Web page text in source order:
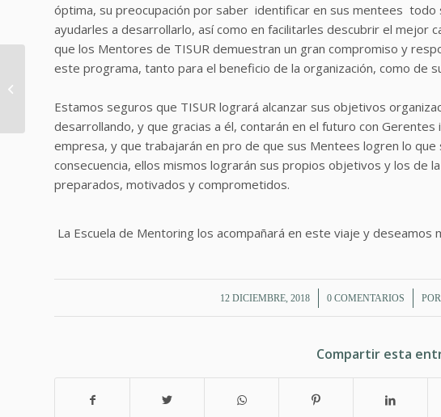
óptima, su preocupación por saber identificar en sus mentees
ayudarles a desarrollarlo, así como en facilitarles descubrir el mejor
que los Mentores de TISUR demuestran un gran compromiso y
este programa, tanto para el beneficio de la organización, como de
Estamos seguros que TISUR logrará alcanzar sus objetivos
desarrollando, y que gracias a él, contarán en el futuro con
empresa, y que trabajarán en pro de que sus Mentees logren lo
consecuencia, ellos mismos lograrán sus propios objetivos y los de
preparados, motivados y comprometidos.
La Escuela de Mentoring los acompañará en este viaje y deseamos
12 DICIEMBRE, 2018
/ 0 COMENTARIOS
/ POR
Compartir esta
Experiencias de la 2º
Mentoring en Perú